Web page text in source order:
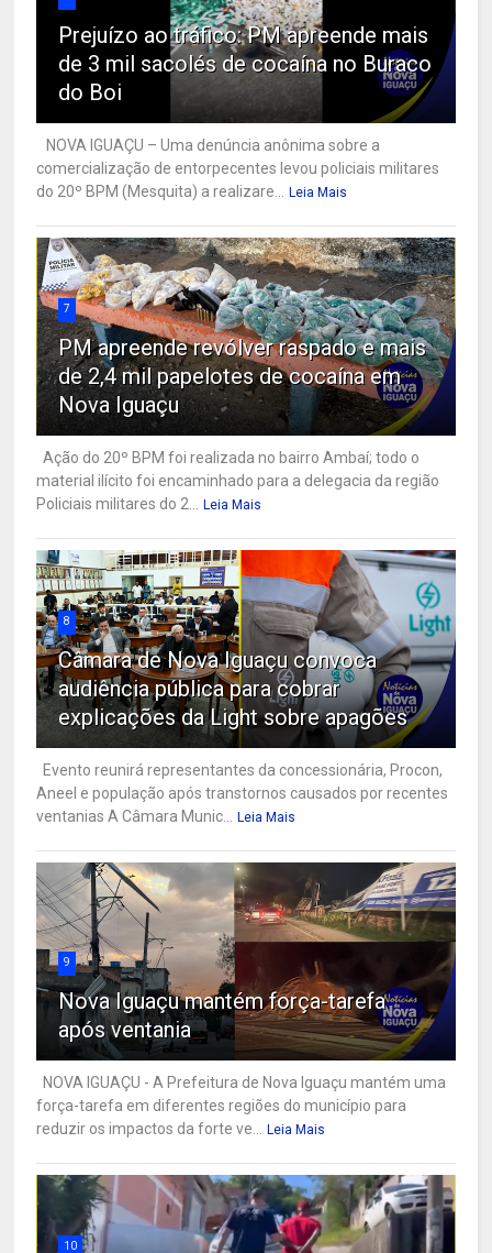
Prejuízo ao tráfico: PM apreende mais
de 3 mil sacolés de cocaína no Buraco
do Boi
NOVA IGUAÇU – Uma denúncia anônima sobre a
comercialização de entorpecentes levou policiais militares
do 20º BPM (Mesquita) a realizare...
Leia Mais
7
PM apreende revólver raspado e mais
de 2,4 mil papelotes de cocaína em
Nova Iguaçu
Ação do 20º BPM foi realizada no bairro Ambaí; todo o
material ilícito foi encaminhado para a delegacia da região
Policiais militares do 2...
Leia Mais
8
Câmara de Nova Iguaçu convoca
audiência pública para cobrar
explicações da Light sobre apagões
Evento reunirá representantes da concessionária, Procon,
Aneel e população após transtornos causados por recentes
ventanias A Câmara Munic...
Leia Mais
9
Nova Iguaçu mantém força-tarefa
após ventania
NOVA IGUAÇU - A Prefeitura de Nova Iguaçu mantém uma
força-tarefa em diferentes regiões do município para
reduzir os impactos da forte ve...
Leia Mais
10